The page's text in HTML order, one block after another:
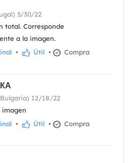
5/30/22
total. Corresponde
a la imagen.
• Útil •
Compra
12/18/22
imagen
• Útil •
Compra